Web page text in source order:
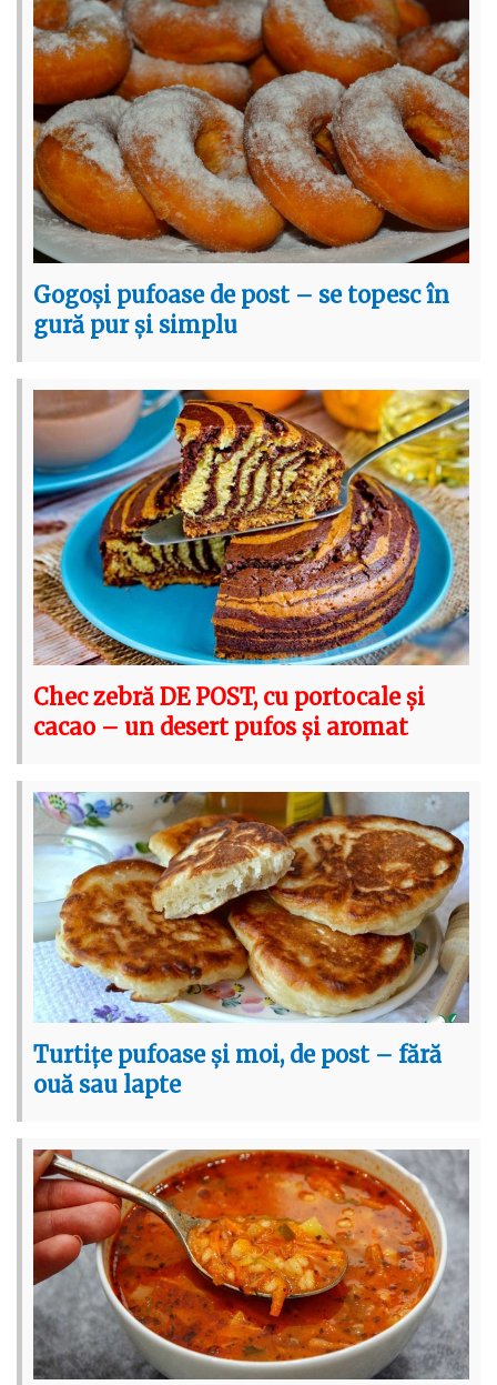
Gogoși pufoase de post – se topesc în
gură pur și simplu
Chec zebră DE POST, cu portocale și
cacao – un desert pufos și aromat
Turtițe pufoase și moi, de post – fără
ouă sau lapte